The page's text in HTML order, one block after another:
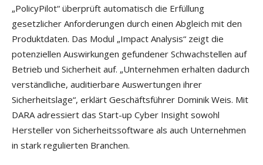
„PolicyPilot“ überprüft automatisch die Erfüllung
gesetzlicher Anforderungen durch einen Abgleich mit den
Produktdaten. Das Modul „Impact Analysis“ zeigt die
potenziellen Auswirkungen gefundener Schwachstellen auf
Betrieb und Sicherheit auf. „Unternehmen erhalten dadurch
verständliche, auditierbare Auswertungen ihrer
Sicherheitslage“, erklärt Geschäftsführer Dominik Weis. Mit
DARA adressiert das Start-up Cyber Insight sowohl
Hersteller von Sicherheitssoftware als auch Unternehmen
in stark regulierten Branchen.